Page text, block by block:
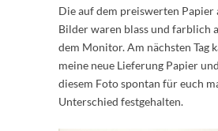
Die auf dem preiswerten Papier
Bilder waren blass und farblich
dem Monitor. Am nächsten Tag
meine neue Lieferung Papier
diesem Foto spontan für euch
Unterschied festgehalten.